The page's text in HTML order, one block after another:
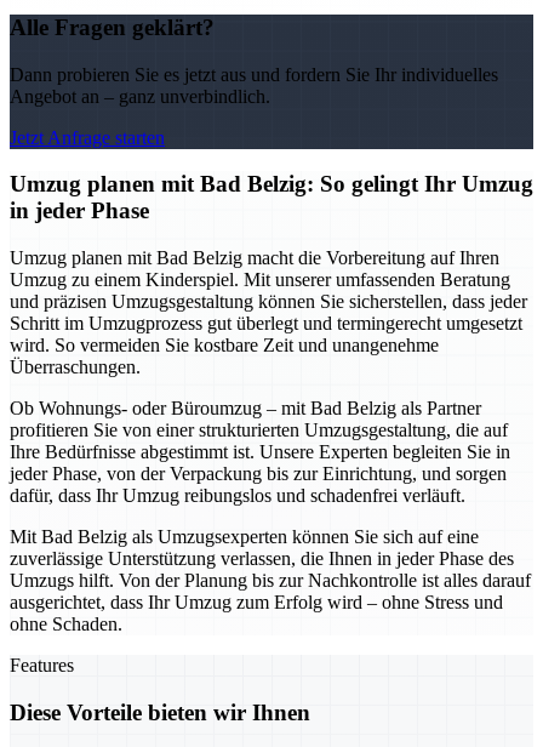
Alle Fragen geklärt?
Dann probieren Sie es jetzt aus und fordern Sie Ihr individuelles
Angebot an – ganz unverbindlich.
Jetzt Anfrage starten
Umzug planen mit Bad Belzig: So gelingt Ihr Umzug
in jeder Phase
Umzug planen mit Bad Belzig macht die Vorbereitung auf Ihren
Umzug zu einem Kinderspiel. Mit unserer umfassenden Beratung
und präzisen Umzugsgestaltung können Sie sicherstellen, dass jeder
Schritt im Umzugprozess gut überlegt und termingerecht umgesetzt
wird. So vermeiden Sie kostbare Zeit und unangenehme
Überraschungen.
Ob Wohnungs- oder Büroumzug – mit Bad Belzig als Partner
profitieren Sie von einer strukturierten Umzugsgestaltung, die auf
Ihre Bedürfnisse abgestimmt ist. Unsere Experten begleiten Sie in
jeder Phase, von der Verpackung bis zur Einrichtung, und sorgen
dafür, dass Ihr Umzug reibungslos und schadenfrei verläuft.
Mit Bad Belzig als Umzugsexperten können Sie sich auf eine
zuverlässige Unterstützung verlassen, die Ihnen in jeder Phase des
Umzugs hilft. Von der Planung bis zur Nachkontrolle ist alles darauf
ausgerichtet, dass Ihr Umzug zum Erfolg wird – ohne Stress und
ohne Schaden.
Features
Diese Vorteile bieten wir Ihnen